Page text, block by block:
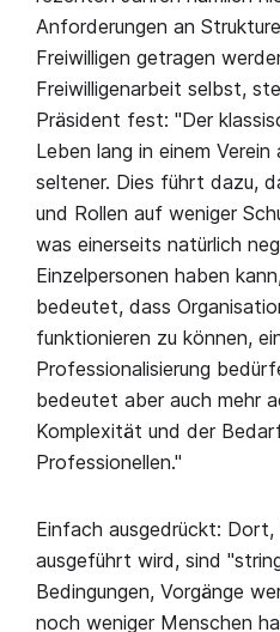
Anforderungen an
Freiwilligen getragen
Freiwilligenarbeit selbst,
Präsident fest: "Der
Leben lang in einem
seltener. Dies führt dazu,
und Rollen auf weniger
was einerseits natürlich
Einzelpersonen haben
bedeutet, dass
funktionieren zu können,
Professionalisierung
bedeutet aber auch mehr
Komplexität und der
Professionellen."
Einfach ausgedrückt:
ausgeführt wird, sind
Bedingungen, Vorgänge
noch weniger Menschen